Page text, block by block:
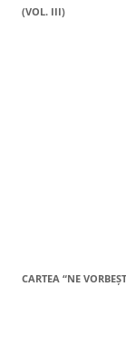
(VOL. III)
CARTEA “NE